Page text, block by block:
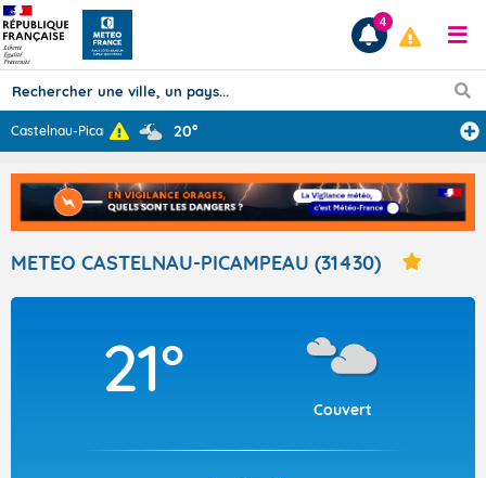
Prévisions
TOUS LES RÉSULTATS
Articles
4
Castelnau-Picam... 20°
METEO CASTELNAU-PICAMPEAU (31430)
21°
Couvert